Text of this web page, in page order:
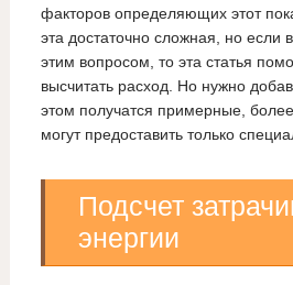
факторов определяющих этот
эта достаточно сложная, но если
этим вопросом, то эта статья
высчитать расход. Но нужно
этом получатся примерные,
могут предоставить только
Подсчет
энергии